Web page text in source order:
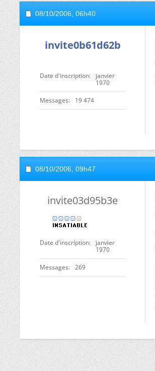
08/10/2006, 06h40
invite0b61d62b
Date d'inscription
janvier
1970
Messages 19 474
08/10/2006, 09h47
invite03d95b3e
Date d'inscription
janvier
1970
Messages 269